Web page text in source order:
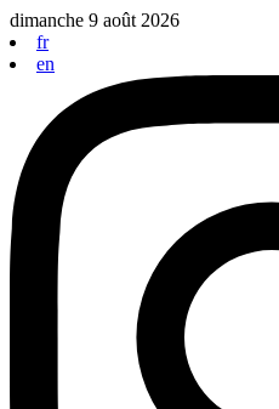
Aller
au
contenu
dimanche 9 août 2026
fr
en